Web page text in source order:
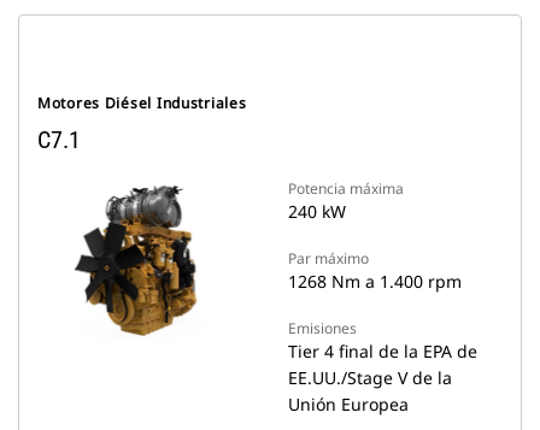
Motores Diésel Industriales
C7.1
Potencia máxima
240 kW
Par máximo
1268 Nm a 1.400 rpm
Emisiones
Tier 4 final de la EPA de
EE.UU./Stage V de la
Unión Europea